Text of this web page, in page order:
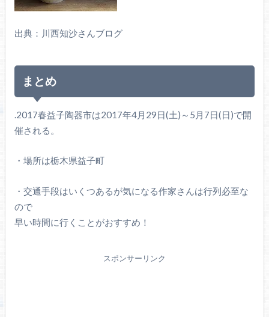
出典：川西知沙さんブログ
まとめ
.2017春益子陶器市は2017年4月29日(土)～5月7日(日)で開
催される。
・場所は栃木県益子町
・交通手段はいくつあるが気になる作家さんは行列必至な
ので
早い時間に行くことがおすすめ！
スポンサーリンク